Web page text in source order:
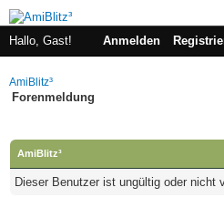
Hallo, Gast! Anmelden
AmiBlitz³
Forenmeldung
AmiBlitz³
Dieser Benutzer ist ungültig oder nicht